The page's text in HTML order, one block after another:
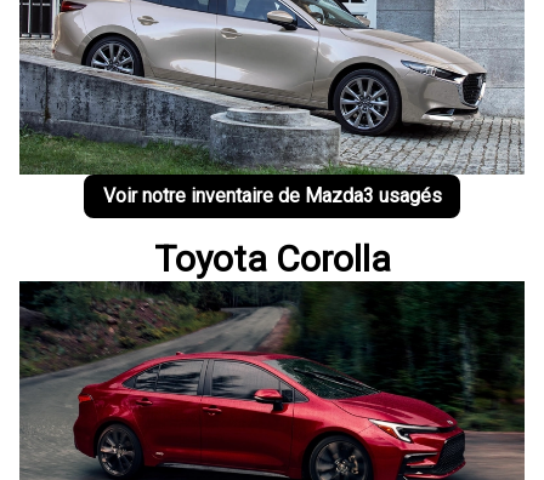
Voir notre inventaire de Mazda3 usagés
Toyota Corolla